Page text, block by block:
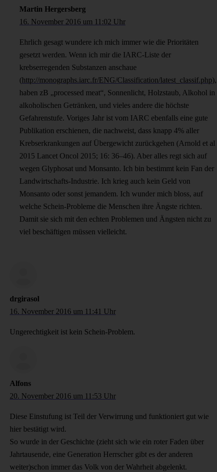
Martin Hergersberg
16. November 2016 um 11:02 Uhr
Ehrlich gesagt wundere ich mich immer wie die Prioritäten
gesetzt werden. Wenn ich mir die IARC-Liste der
krebserregenden Substanzen anschaue
(http://monographs.iarc.fr/ENG/Classification/latest_classif.php),
haben zB „processed meat“, Sonnenlicht, Holzstaub, Alkohol in
alkoholischen Getränken, und vieles andere die höchste
Gefahrenstufe. Voriges Jahr ist vom IARC ebenfalls eine gute
Publikation erschienen, die nachweist, dass knapp 4% aller
Krebserkrankungen auf Übergewicht zurückgehen (Arnold et al
2015 Lancet Oncol 2015; 16: 36–46). Aber alles regt sich auf
wegen Glyphosat und Monsanto. Ich bin bestimmt kein Fan der
Landwirtschafts-Industrie. Ich krieg auch kein Geld von
Monsanto oder sonst jemandem. Ich wunder mich bloss, auf
welche Schein-Probleme die Menschen ihre Ängste richten.
Damit sie sich mit den echten Problemen und Ängsten nicht zu
viel beschäftigen müssen vielleicht.
drgirasol
16. November 2016 um 11:41 Uhr
Ungerechtigkeit ist kein Schein-Problem.
Alfons
20. November 2016 um 11:53 Uhr
Diese Einstufung ist Teil der Verwirrung und funktioniert gut wie
hier bestätigt wird.
So wurde in der Geschichte (zieht sich wie ein roter Faden über
Jahrtausende, eine Generation Herrscher gibt es der anderen
weiter)schon immer das Volk von der Wahrheit abgelenkt.